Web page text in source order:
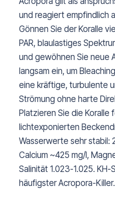
und reagiert empfindlich
Gönnen Sie der Koralle
PAR, blaulastiges
und gewöhnen Sie neue
langsam ein, um
eine kräftige, turbulente
Strömung ohne harte
Platzieren Sie die
lichtexponierten
Wasserwerte sehr stabil:
Calcium ~425 mg/l,
Salinität 1.023-1.025.
häufigster Acropora-Killer.